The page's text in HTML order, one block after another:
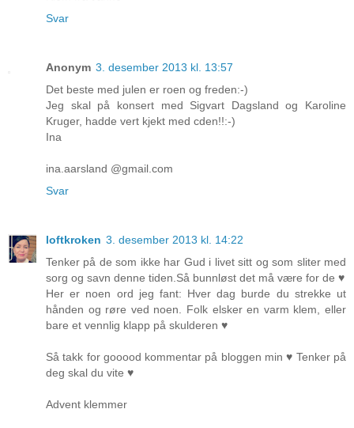
Svar
Anonym 3. desember 2013 kl. 13:57
Det beste med julen er roen og freden:-)
Jeg skal på konsert med Sigvart Dagsland og Karoline
Kruger, hadde vert kjekt med cden!!:-)
Ina
ina.aarsland @gmail.com
Svar
loftkroken 3. desember 2013 kl. 14:22
Tenker på de som ikke har Gud i livet sitt og som sliter med
sorg og savn denne tiden.Så bunnløst det må være for de ♥
Her er noen ord jeg fant: Hver dag burde du strekke ut
hånden og røre ved noen. Folk elsker en varm klem, eller
bare et vennlig klapp på skulderen ♥
Så takk for gooood kommentar på bloggen min ♥ Tenker på
deg skal du vite ♥
Advent klemmer